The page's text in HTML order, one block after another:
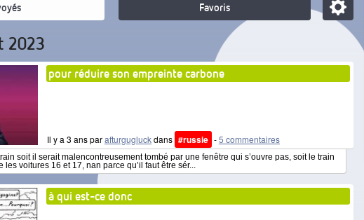
Favoris
2023
pour réduire son empreinte carbone
Il y a 3 ans parafturgugluckdans #russie -5 commentaires
soit il serait malencontreusement tombé par une fenêtre qui s’ouvre pas, soit le train
voitures 16 et 17, nan parce qu’il faut être sér...
à qui est-ce donc